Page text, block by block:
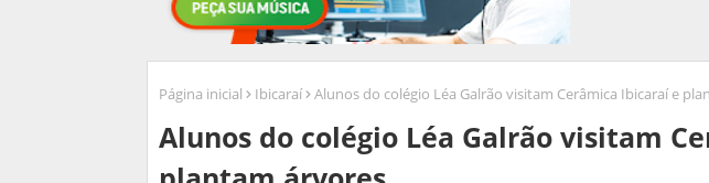
Página inicial Ibicaraí Alunos do colégio Léa Galrão visitam Cerâmica Ibicaraí e
Alunos do colégio Léa Galrão visitam